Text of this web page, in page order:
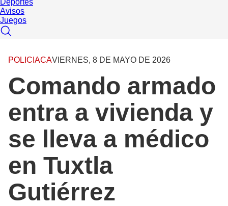
Deportes
Avisos
Juegos
POLICIACAVIERNES, 8 DE MAYO DE 2026
Comando armado
entra a vivienda y
se lleva a médico
en Tuxtla
Gutiérrez